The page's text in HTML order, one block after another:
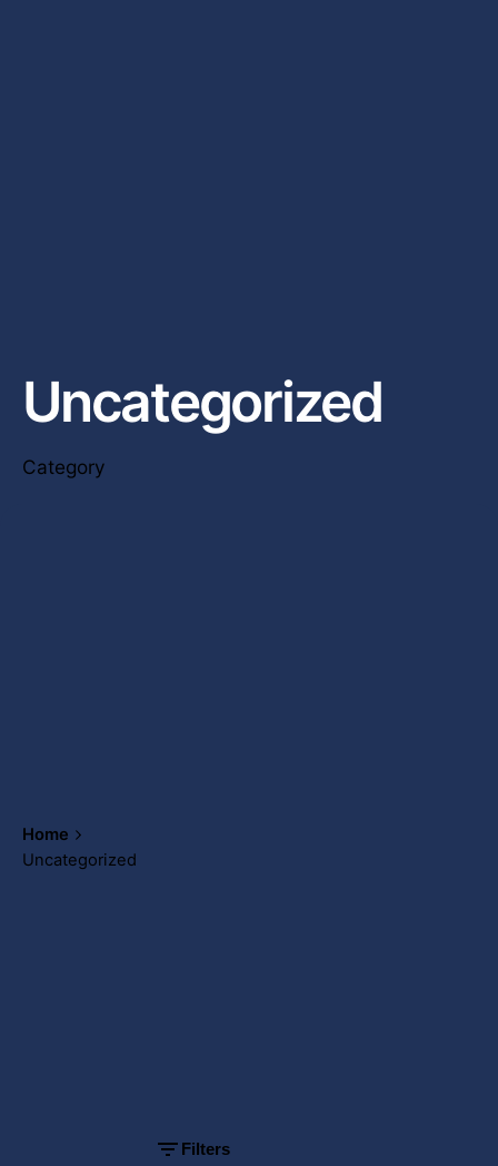
Uncategorized
Category
Home
Uncategorized
Filters
Posted by